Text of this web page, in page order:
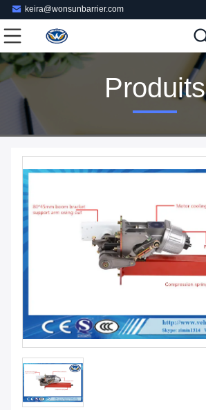
keira@wonsunbarrier.com
Produits